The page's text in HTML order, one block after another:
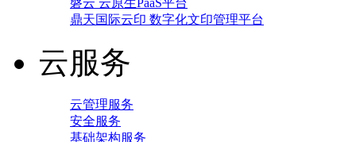
磐云 云原生PaaS平台
鼎天国际云印 数字化文印管理平台
云服务
云管理服务
安全服务
基础架构服务